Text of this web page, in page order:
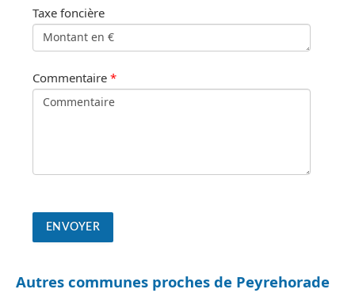
Taxe foncière
Commentaire *
Autres communes proches de Peyrehorade